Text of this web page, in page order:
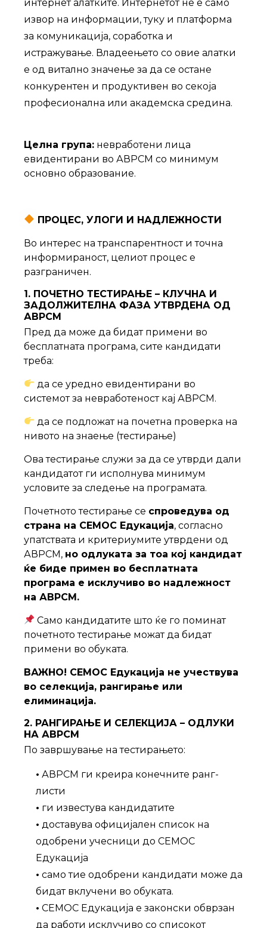
интернет алатките. Интернетот не е само
извор на информации, туку и платформа
за комуникација, соработка и
истражување. Владеењето со овие алатки
е од витално значење за да се остане
конкурентен и продуктивен во секоја
професионална или академска средина.
Целна група: невработени лица
евидентирани во АВРСМ со минимум
основно образование.
ПРОЦЕС, УЛОГИ И НАДЛЕЖНОСТИ
Во интерес на транспарентност и точна
информираност, целиот процес е
разграничен.
1. ПОЧЕТНО ТЕСТИРАЊЕ – КЛУЧНА И
ЗАДОЛЖИТЕЛНА ФАЗА УТВРДЕНА ОД
АВРСМ
Пред да може да бидат примени во
бесплатната програма, сите кандидати
треба:
да се уредно евидентирани во
системот за невработеност кај АВРСМ.
да се подложат на почетна проверка на
нивото на знаење (тестирање)
Ова тестирање служи за да се утврди дали
кандидатот ги исполнува минимум
условите за следење на програмата.
Почетното тестирање се спроведува од
страна на СЕМОС Едукација, согласно
упатствата и критериумите утврдени од
АВРСМ, но одлуката за тоа кој кандидат
ќе биде примен во бесплатната
програма е исклучиво во надлежност
на АВРСМ.
Само кандидатите што ќе го поминат
почетното тестирање можат да бидат
примени во обуката.
ВАЖНО! СЕМОС Едукација не учествува
во селекција, рангирање или
елиминација.
2. РАНГИРАЊЕ И СЕЛЕКЦИЈА – ОДЛУКИ
НА АВРСМ
По завршување на тестирањето:
• АВРСМ ги креира конечните ранг-
листи
• ги известува кандидатите
• доставува официјален список на
одобрени учесници до СЕМОС
Едукација
• само тие одобрени кандидати може да
бидат вклучени во обуката.
• СЕМОС Едукација е законски обврзан
да работи исклучиво со списокот